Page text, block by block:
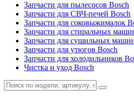
Запчасти для пылесосов Bosch
Запчасти для СВЧ-печей Bosch
Запчасти для соковыжималок
Запчасти для стиральных
Запчасти для сушильных
Запчасти для утюгов Bosch
Запчасти для холодильников
Чистка и уход Bosch